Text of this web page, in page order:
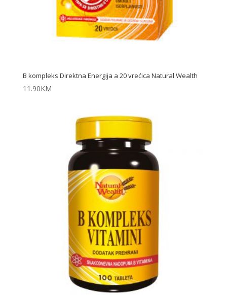
B kompleks Direktna Energija a 20 vrećica Natural Wealth
11.90KM